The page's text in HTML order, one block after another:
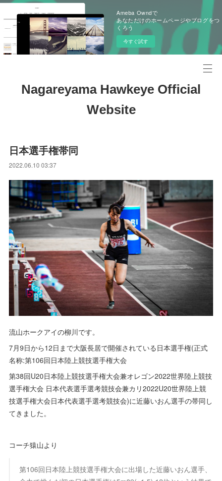
Ameba Owndで
あなただけのホームページやブログをつ
くろう
今すぐ試す
Nagareyama Hawkeye Official
Website
日本選手権帯同
2022.06.10 03:37
流山ホークアイの柳川です。
7月9日から12日まで大阪長居で開催されている日本選手権(正式
名称:第106回日本陸上競技選手権大会
第38回U20日本陸上競技選手権大会兼オレゴン2022世界陸上競技
選手権大会 日本代表選手選考競技会兼カリ2022U20世界陸上競
技選手権大会日本代表選手選考競技会)に近藤いおん選手の帯同し
てきました。
コーチ猿山より
第106回日本陸上競技選手権大会に出場した近藤いおん選手、